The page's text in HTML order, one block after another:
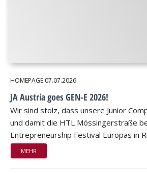
HOMEPAGE 07.07.2026
JA Austria goes GEN-E 2026!
Wir sind stolz, dass unsere Junior
und damit die HTL Mössingerstraße
Entrepreneurship Festival Europas in
MEHR